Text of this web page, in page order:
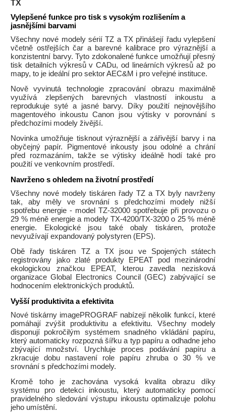
TX
Vylepšené funkce pro tisk s vysokým rozlišením a
jasnějšími barvami
Všechny nové modely sérií TZ a TX přinášejí řadu vylepšení
včetně ostřejších čar a barevné kalibrace pro výraznější a
konzistentní barvy. Tyto zdokonalené funkce umožňují přesný
tisk detailních výkresů v CADu, od lineárních výkresů až po
mapy, to je ideální pro sektor AEC&M i pro veřejné instituce.
Nově vyvinutá technologie zpracování obrazu maximálně
využívá zlepšených barevných vlastností inkoustu a
reprodukuje syté a jasné barvy. Díky použití nejnovějšího
magentového inkoustu Canon jsou výtisky v porovnání s
předchozími modely živější.
Novinka umožňuje tisknout výraznější a zářivější barvy i na
obyčejný papír. Pigmentové inkousty jsou odolné a chrání
před rozmazáním, takže se výtisky ideálně hodí také pro
použití ve venkovním prostředí.
Navrženo s ohledem na životní prostředí
Všechny nové modely tiskáren řady TZ a TX byly navrženy
tak, aby měly ve srovnání s předchozími modely nižší
spotřebu energie - model TZ-32000 spotřebuje při provozu o
29 % méně energie a modely TX-4200/TX-3200 o 25 % méně
energie. Ekologické jsou také obaly tiskáren, protože
nevyužívají expandovaný polystyren (EPS).
Obě řady tiskáren TZ a TX jsou ve Spojených státech
registrovány jako zlaté produkty EPEAT pod mezinárodní
ekologickou značkou EPEAT, kterou zavedla nezisková
organizace Global Electronics Council (GEC) zabývající se
hodnocením elektronických produktů.
Vyšší produktivita a efektivita
Nové tiskárny imagePROGRAF nabízejí několik funkcí, které
pomáhají zvýšit produktivitu a efektivitu. Všechny modely
disponují pokročilým systémem snadného vkládání papíru,
který automaticky rozpozná šířku a typ papíru a odhadne jeho
zbývající množství. Urychluje proces podávání papíru a
zkracuje dobu nastavení role papíru zhruba o 30 % ve
srovnání s předchozími modely.
Kromě toho je zachována vysoká kvalita obrazu díky
systému pro detekci inkoustu, který automaticky pomocí
pravidelného sledování výstupu inkoustu optimalizuje polohu
jeho umístění.